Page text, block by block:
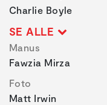
Charlie Boyle
SE ALLE
Manus
Fawzia Mirza
Foto
Matt Irwin